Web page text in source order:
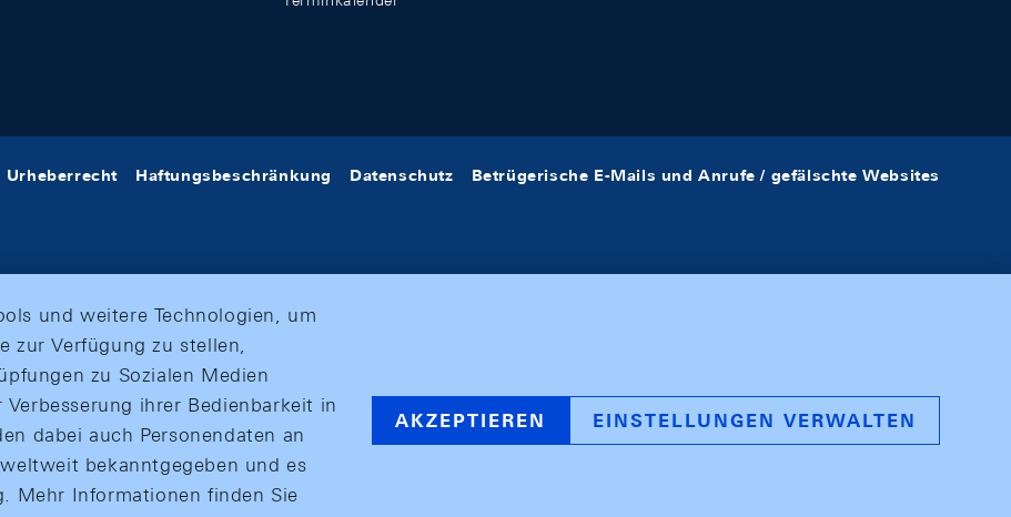
Urheberrecht Haftungsbeschränkung Datenschutz Betrügerische E-Mails und Anrufe / gefälschte Websites
und weitere Technologien, um
zur Verfügung zu stellen,
zu Sozialen Medien
ihrer Bedienbarkeit in
dabei auch Personendaten an
bekanntgegeben und es
Mehr Informationen finden Sie
AKZEPTIEREN EINSTELLUNGEN VERWALTEN